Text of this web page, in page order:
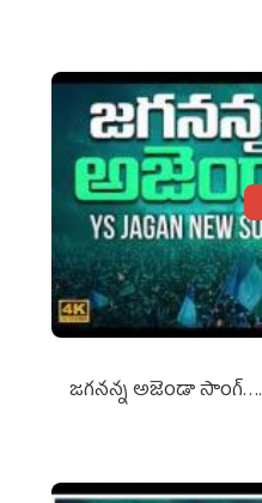
జగనన్న అజెండా సాంగ్….